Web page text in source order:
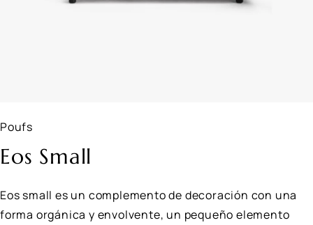
Poufs
Eos Small
Eos small es un complemento de decoración con una
forma orgánica y envolvente, un pequeño elemento